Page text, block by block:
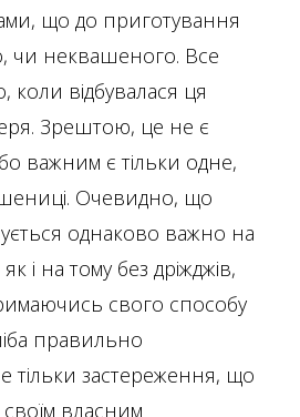
що до приготування
чи неквашеного. Все
коли відбувалася ця
Зрештою, це не є
важним є тільки одне,
Очевидно, що
однаково важно на
і на тому без дріжджів,
свого способу
правильно
тільки застереження, що
своїм власним